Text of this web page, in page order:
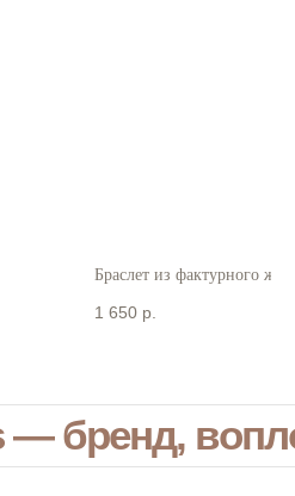
Браслет из фактурного
1 650 р.
— бренд,